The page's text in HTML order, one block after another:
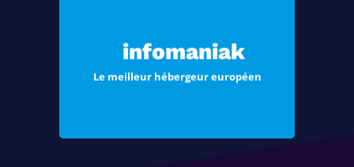
infomaniak
Le meilleur hébergeur européen
hébergement pour vos sites Web et
vos e-mails